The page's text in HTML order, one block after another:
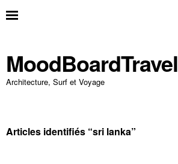
MoodBoardTravel
Architecture, Surf et Voyage
Articles identifiés “sri lanka”